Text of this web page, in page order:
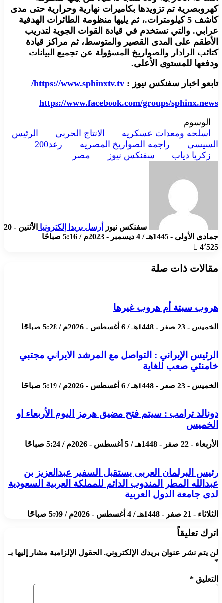
كهروبصرية تم تزويدها بكاميرات نهارية وحرارية حتى مدى
كاشف 5 كيلومترات.، ثم يليها منظومة الطائرات الهدفية
عرابي. والتي تستخدم في قيادة القوات الجوية لتدريب
الأطقم على المدى القصير والمتوسط، ثم مراكز قيادة
كتائب الرادار والصواريخ المسؤولة عن تجميع البيانات
ودفعها للمستوى الأعلى.
تابعو اخبار سفنكس نيوز :
https://www.facebook.com/groups/sphinx.news
الوسوم
اسلحه ومعدات عسكريه
الانتاج الحربى
الرئيس
السيسى
راجمه الصواريخ المصريه
رعد200
زكريا دياب
سفنكس نيوز مصر
سفنكس نيوز أرسل بريدا إلكترونيا
الأثنين - 20
جمادى الأولى - 1445هـ / 4 ديسمبر - 2023م / 5:16 صباحًا
4٬525
مقالات ذات صلة
هروب سبتة أم هروب غيرها
الخميس - 23 صفر - 1448هـ / 6 أغسطس - 2026م / 5:28 صباحًا
الرئيس الإيراني : التواصل مع المرشد الايراني مجتبي
خامنئي صعب للغاية
الخميس - 23 صفر - 1448هـ / 6 أغسطس - 2026م / 5:19 صباحًا
دونالد ترامب : سيتم فتح مضيق هرمز اليوم الأربعاء او
الخميس
الأربعاء - 22 صفر - 1448هـ / 5 أغسطس - 2026م / 5:24 صباحًا
رئيس البرلمان العربى يستقبل السفير عبدالعزيز بن
عبدالله المطر المندوب الدائم للمملكة العربية السعودية
لدى جامعة الدول العربية
الثلاثاء - 21 صفر - 1448هـ / 4 أغسطس - 2026م / 5:09 صباحًا
اترك تعليقاً
لن يتم نشر عنوان بريدك الإلكتروني. الحقول الإلزامية مشار إليها بـ
*
التعليق *